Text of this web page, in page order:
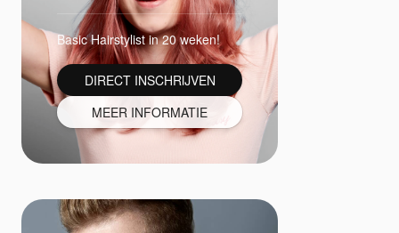
Basic Hairstylist in 20 weken!
DIRECT INSCHRIJVEN
MEER INFORMATIE